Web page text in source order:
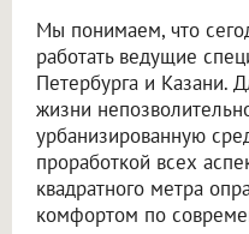
Мы понимаем, что
работать ведущие
Петербурга и Казани.
жизни
урбанизированную
проработкой всех
квадратного метра
комфортом по